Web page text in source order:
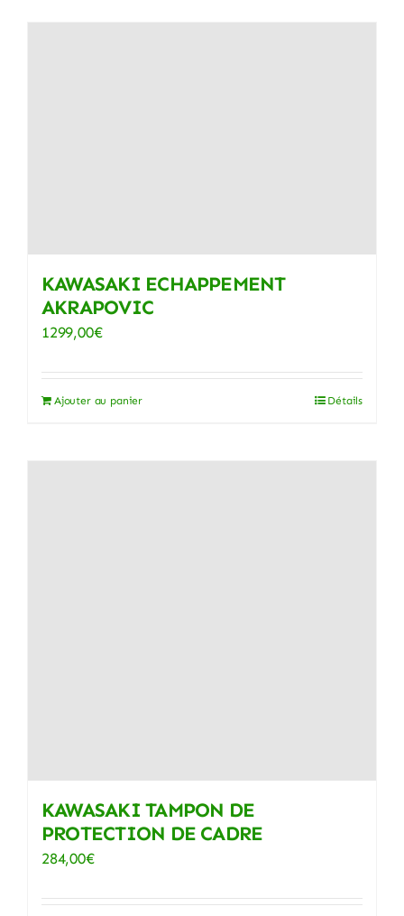
KAWASAKI ECHAPPEMENT
AKRAPOVIC
1299,00€
Ajouter au panier Détails
KAWASAKI TAMPON DE
PROTECTION DE CADRE
284,00€